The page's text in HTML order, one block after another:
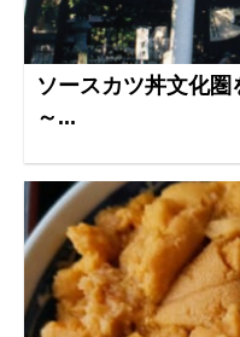
ソースカツ丼文化
～...